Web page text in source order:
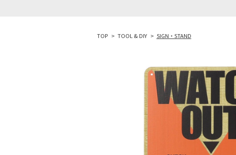
TOP > TOOL & DIY > SIGN・STAND